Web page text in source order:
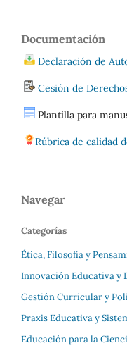
Documentación
Declaración de
Cesión de
Plantilla para
Rúbrica de calidad
Navegar
Categorías
Ética, Filosofía y
Innovación Educativa y
Gestión Curricular y
Praxis Educativa y
Educación para la